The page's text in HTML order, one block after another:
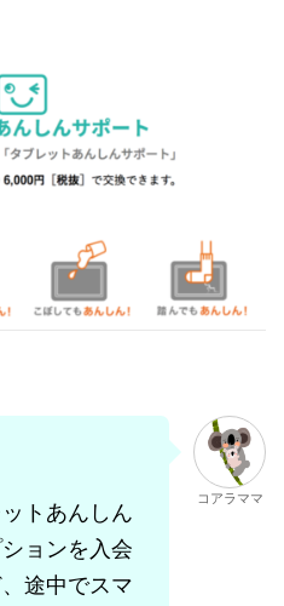
トあんしん
ョンを入会
途中でスマ
コアラママ